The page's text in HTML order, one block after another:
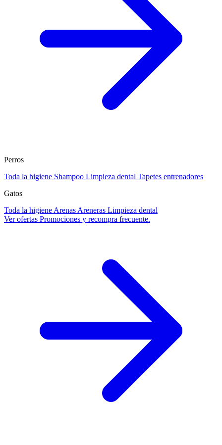
Perros
Toda la higiene Shampoo Limpieza dental Tapetes entrenadores
Gatos
Toda la higiene Arenas Areneras Limpieza dental
Ver ofertas Promociones y recompra frecuente.